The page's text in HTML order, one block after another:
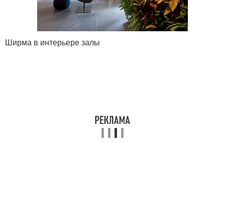
Ширма в интерьере залы